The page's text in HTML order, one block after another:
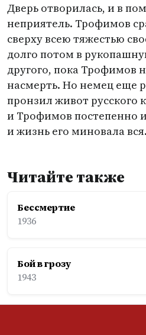
Дверь отворилась, и в
неприятель. Трофимов
сверху всею тяжестью
долго потом в
другого, пока Трофимов
насмерть. Но немец еще
пронзил живот
и Трофимов постепенно
и жизнь его миновала вся.
Читайте также
Бессмертие
1936
Бой в грозу
1943